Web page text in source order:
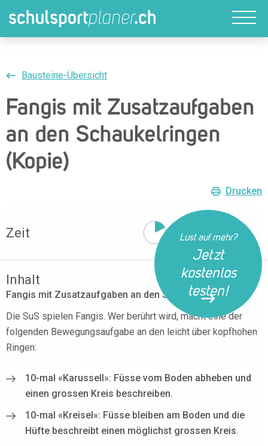
Lust auf mehr?
Jetzt
kostenlos
testen!
Bausteine-Übersicht
Fangis mit Zusatzaufgaben
an den Schaukelringen
(Kopie)
Drucken
Zeit 10 Min
Inhalt
Fangis mit Zusatzaufgaben an den Schaukelringen
Die SuS spielen Fangis. Wer berührt wird, macht eine der
folgenden Bewegungsaufgabe an den leicht über kopfhohen
Ringen:
10-mal «Karussell»: Füsse vom Boden abheben und
einen grossen Kreis beschreiben.
10-mal «Kreisel»: Füsse bleiben am Boden und die
Hüfte beschreibt einen möglichst grossen Kreis.